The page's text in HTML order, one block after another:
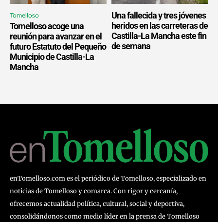
Tomelloso
Tomelloso acoge una
reunión para avanzar en el
futuro Estatuto del Pequeño
Municipio de Castilla-La
Mancha
Una fallecida y tres jóvenes
heridos en las carreteras de
Castilla-La Mancha este fin
de semana
enTomelloso.com es el periódico de Tomelloso, especializado en
noticias de Tomelloso y comarca. Con rigor y cercanía,
ofrecemos actualidad política, cultural, social y deportiva,
consolidándonos como medio líder en la prensa de Tomelloso